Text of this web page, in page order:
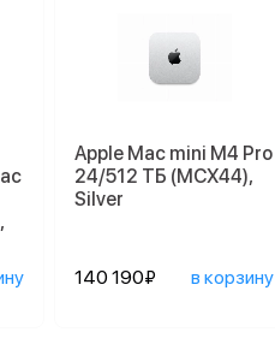
Apple Mac mini M4 Pro
24/512 ТБ (MCX44),
Silver
140 190₽ в корзину